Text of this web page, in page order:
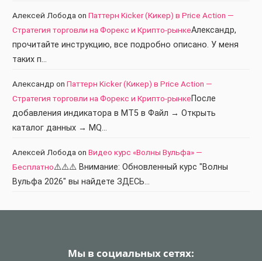
Алексей Лобода on Паттерн Kicker (Кикер) в Price Action —
Стратегия торговли на Форекс и Крипто-рынкеАлександр,
прочитайте инструкцию, все подробно описано. У меня
таких п…
Александр on Паттерн Kicker (Кикер) в Price Action —
Стратегия торговли на Форекс и Крипто-рынкеПосле
добавления индикатора в МТ5 в Файл → Открыть
каталог данных → MQ…
Алексей Лобода on Видео курс «Волны Вульфа» —
Бесплатно⚠️⚠️⚠️ Внимание: Обновленный курс "Волны
Вульфа 2026" вы найдете ЗДЕСЬ…
Мы в социальных сетях: